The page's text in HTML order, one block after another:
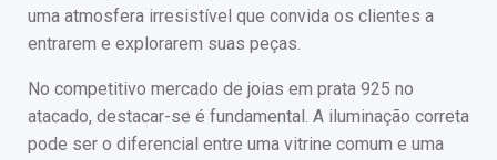
uma atmosfera irresistível que convida os clientes a
entrarem e explorarem suas peças.
No competitivo mercado de joias em prata 925 no
atacado, destacar-se é fundamental. A iluminação correta
pode ser o diferencial entre uma vitrine comum e uma